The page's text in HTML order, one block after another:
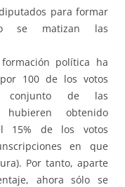
para formar
se matizan las
política ha
100 de los votos
de las
obtenido
15% de los votos
en que
Por tanto, aparte
ahora sólo se